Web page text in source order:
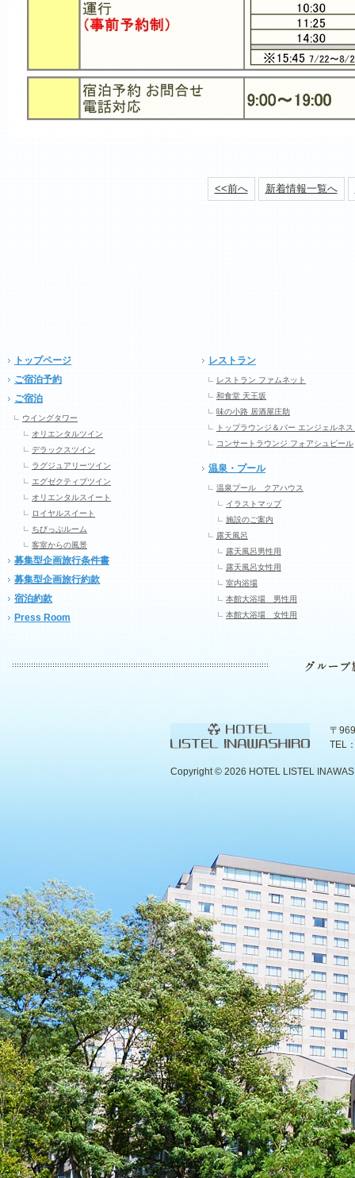
<<前へ 新着情報一覧へ
トップページ
ご宿泊予約
ご宿泊
ウイングタワー
オリエンタルツイン
デラックスツイン
ラグジュアリーツイン
エグゼクティブツイン
オリエンタルスイート
ロイヤルスイート
ちびっぷルーム
客室からの風景
募集型企画旅行条件書
募集型企画旅行約款
宿泊約款
Press Room
レストラン
レストラン ファムネット
和食堂 天王坂
味の小路 居酒屋庄助
トップラウンジ＆バー エンジェルネス
コンサートラウンジ フォアシュピール
温泉・プール
温泉プール クアハウス
イラストマップ
施設のご案内
露天風呂
露天風呂男性用
露天風呂女性用
室内浴場
本館大浴場 男性用
本館大浴場 女性用
〒
TEL
Copyright © 2026 HOTEL LISTEL